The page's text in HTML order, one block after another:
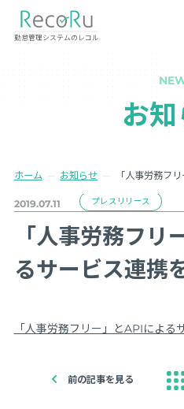
勤怠管理システムのレコル
お知
ホーム お知らせ 「人事労務フ
2019.07.11 プレスリリース
「人事労務フリ
るサービス連携
「人事労務フリー」とAPIによる
前の記事を見る